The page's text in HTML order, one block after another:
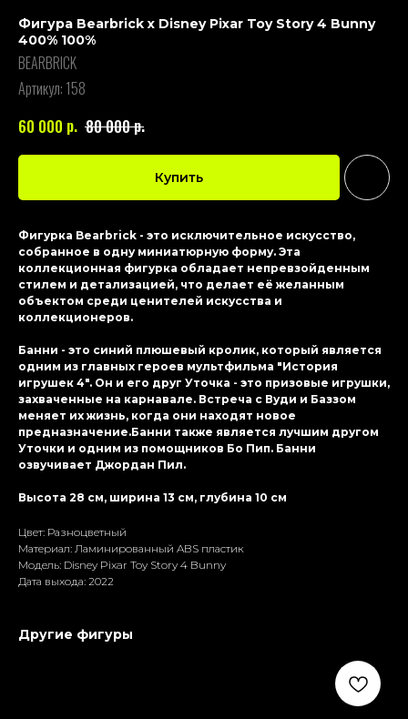
Фигура Bearbrick x Disney Pixar Toy Story 4 Bunny
400% 100%
BEARBRICK
Артикул: 158
60 000 р. 80 000р.
Купить
Фигурка Bearbrick - это исключительное искусство,
собранное в одну миниатюрную форму. Эта
коллекционная фигурка обладает непревзойденным
стилем и детализацией, что делает её желанным
объектом среди ценителей искусства и
коллекционеров.
Банни - это синий плюшевый кролик, который является
одним из главных героев мультфильма "История
игрушек 4". Он и его друг Уточка - это призовые игрушки,
захваченные на карнавале. Встреча с Вуди и Баззом
меняет их жизнь, когда они находят новое
предназначение.Банни также является лучшим другом
Уточки и одним из помощников Бо Пип. Банни
озвучивает Джордан Пил.
Высота 28 см, ширина 13 см, глубина 10 см
Цвет: Разноцветный
Материал: Ламиниpoванный ABS пластик
Модель: Disney Pixar Toy Story 4 Bunny
Дата выхода: 2022
Другие фигуры